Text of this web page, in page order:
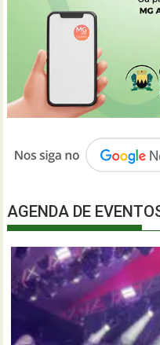
AGENDA DE